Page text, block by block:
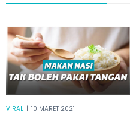
VIRAL | 10 MARET 2021